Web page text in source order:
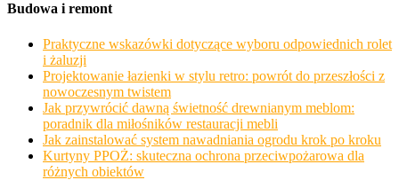
Budowa i remont
Praktyczne wskazówki dotyczące wyboru odpowiednich rolet
i żaluzji
Projektowanie łazienki w stylu retro: powrót do przeszłości z
nowoczesnym twistem
Jak przywrócić dawną świetność drewnianym meblom:
poradnik dla miłośników restauracji mebli
Jak zainstalować system nawadniania ogrodu krok po kroku
Kurtyny PPOŻ: skuteczna ochrona przeciwpożarowa dla
różnych obiektów